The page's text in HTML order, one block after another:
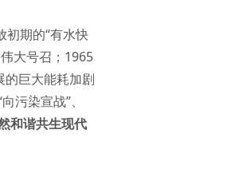
初期的“有水快
大号召；1965
巨大能耗加剧
污染宣战”、
和谐共生现代